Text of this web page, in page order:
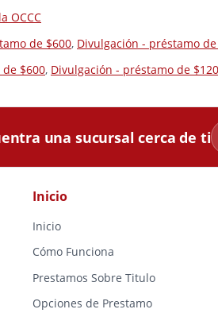
OCCC
de $600, Divulgación - préstamo
$600, Divulgación - préstamo de
una sucursal cerca de ti
Inicio
Inicio
Cómo Funciona
Prestamos Sobre Titulo
Opciones de Prestamo